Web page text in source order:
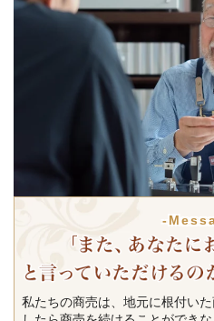
-
私たちの商売は、地元に根付い